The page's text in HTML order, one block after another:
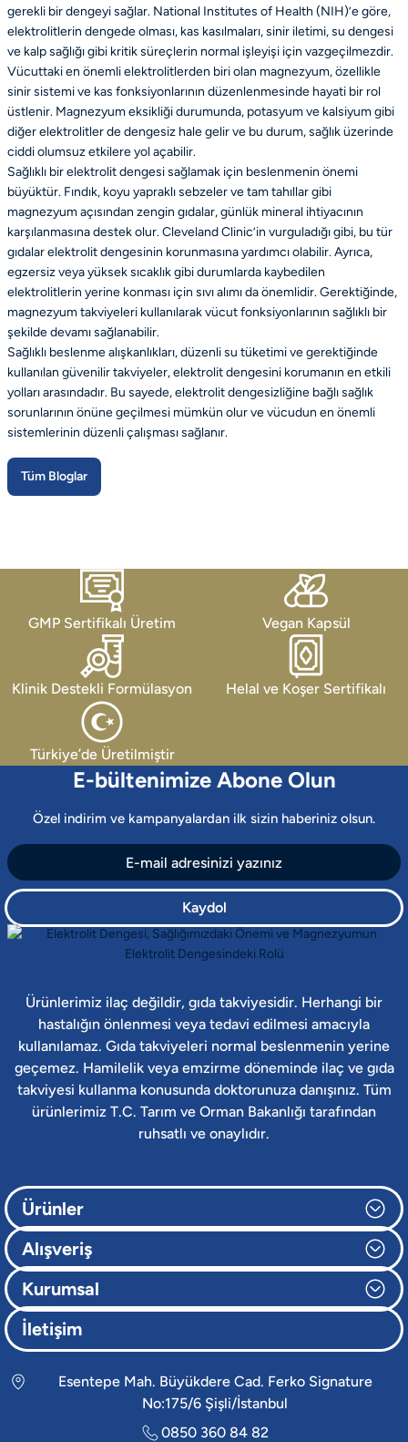
gerekli bir dengeyi sağlar. National Institutes of Health (NIH)’e göre,
elektrolitlerin dengede olması, kas kasılmaları, sinir iletimi, su dengesi
ve kalp sağlığı gibi kritik süreçlerin normal işleyişi için vazgeçilmezdir.
Vücuttaki en önemli elektrolitlerden biri olan magnezyum, özellikle
sinir sistemi ve kas fonksiyonlarının düzenlenmesinde hayati bir rol
üstlenir. Magnezyum eksikliği durumunda, potasyum ve kalsiyum gibi
diğer elektrolitler de dengesiz hale gelir ve bu durum, sağlık üzerinde
ciddi olumsuz etkilere yol açabilir.
Sağlıklı bir elektrolit dengesi sağlamak için beslenmenin önemi
büyüktür. Fındık, koyu yapraklı sebzeler ve tam tahıllar gibi
magnezyum açısından zengin gıdalar, günlük mineral ihtiyacının
karşılanmasına destek olur. Cleveland Clinic’in vurguladığı gibi, bu tür
gıdalar elektrolit dengesinin korunmasına yardımcı olabilir. Ayrıca,
egzersiz veya yüksek sıcaklık gibi durumlarda kaybedilen
elektrolitlerin yerine konması için sıvı alımı da önemlidir. Gerektiğinde,
magnezyum takviyeleri kullanılarak vücut fonksiyonlarının sağlıklı bir
şekilde devamı sağlanabilir.
Sağlıklı beslenme alışkanlıkları, düzenli su tüketimi ve gerektiğinde
kullanılan güvenilir takviyeler, elektrolit dengesini korumanın en etkili
yolları arasındadır. Bu sayede, elektrolit dengesizliğine bağlı sağlık
sorunlarının önüne geçilmesi mümkün olur ve vücudun en önemli
sistemlerinin düzenli çalışması sağlanır.
Tüm Bloglar
GMP Sertifikalı Üretim Vegan Kapsül
Klinik Destekli Formülasyon Helal ve Koşer Sertifikalı
Türkiye’de Üretilmiştir
E-bültenimize Abone Olun
Özel indirim ve kampanyalardan ilk sizin haberiniz olsun.
Kaydol
Ürünlerimiz ilaç değildir, gıda takviyesidir. Herhangi bir
hastalığın önlenmesi veya tedavi edilmesi amacıyla
kullanılamaz. Gıda takviyeleri normal beslenmenin yerine
geçemez. Hamilelik veya emzirme döneminde ilaç ve gıda
takviyesi kullanma konusunda doktorunuza danışınız. Tüm
ürünlerimiz T.C. Tarım ve Orman Bakanlığı tarafından
ruhsatlı ve onaylıdır.
Ürünler
Alışveriş
Kurumsal
İletişim
Esentepe Mah. Büyükdere Cad. Ferko Signature
No:175/6 Şişli/İstanbul
0850 360 84 82